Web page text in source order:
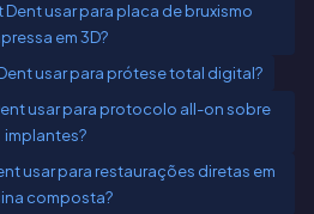
usar para placa de bruxismo
em 3D?
usar para prótese total digital?
usar para protocolo all-on sobre
implantes?
usar para restaurações diretas em
composta?